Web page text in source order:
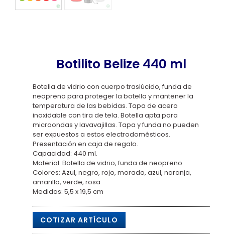
Botilito Belize 440 ml
Botella de vidrio con cuerpo traslúcido, funda de
neopreno para proteger la botella y mantener la
temperatura de las bebidas. Tapa de acero
inoxidable con tira de tela. Botella apta para
microondas y lavavajillas. Tapa y funda no pueden
ser expuestos a estos electrodomésticos.
Presentación en caja de regalo.
Capacidad: 440 ml.
Material: Botella de vidrio, funda de neopreno
Colores: Azul, negro, rojo, morado, azul, naranja,
amarillo, verde, rosa
Medidas: 5,5 x 19,5 cm
COTIZAR ARTÍCULO